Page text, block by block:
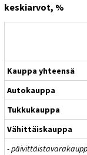
keskiarvot, %
Kauppa yhteensä
Autokauppa
Tukkukauppa
Vähittäiskauppa
-